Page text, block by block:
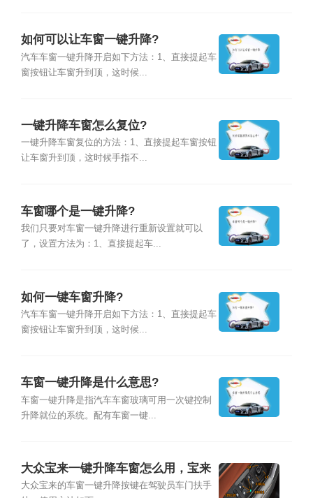
如何可以让车窗一键升降?
汽车车窗一键升降开启如下方法：1、直接提起车
窗按钮让车窗升到顶，这时候...
一键升降车窗怎么复位?
一键升降车窗复位的方法：1、直接提起车窗按钮
让车窗升到顶，这时候手指不...
车窗哪个是一键升降?
我们只要对车窗一键升降进行重新设置就可以
了，设置方法为：1、直接提起车...
如何一键车窗升降?
汽车车窗一键升降开启如下方法：1、直接提起车
窗按钮让车窗升到顶，这时候...
车窗一键升降是什么意思?
车窗一键升降是指汽车车窗玻璃可用一次键控制
升降就位的系统。配有车窗一键...
大众宝来一键升降车窗怎么用，宝来
一键升降激活设置
大众宝来的车窗一键升降按键在驾驶员车门扶手